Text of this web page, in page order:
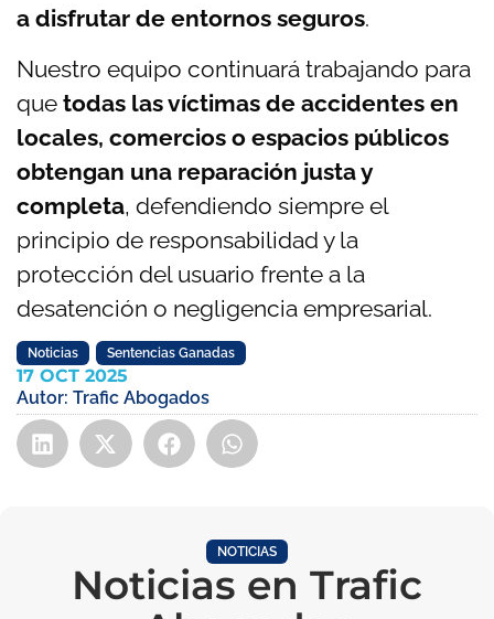
Noticias Sentencias Ganadas
17 OCT 2025
Autor: Trafic Abogados
a disfrutar de entornos seguros.
Nuestro equipo continuará trabajando para
que todas las víctimas de accidentes en
locales, comercios o espacios públicos
obtengan una reparación justa y
completa, defendiendo siempre el
principio de responsabilidad y la
protección del usuario frente a la
desatención o negligencia empresarial.
NOTICIAS
Noticias en Trafic